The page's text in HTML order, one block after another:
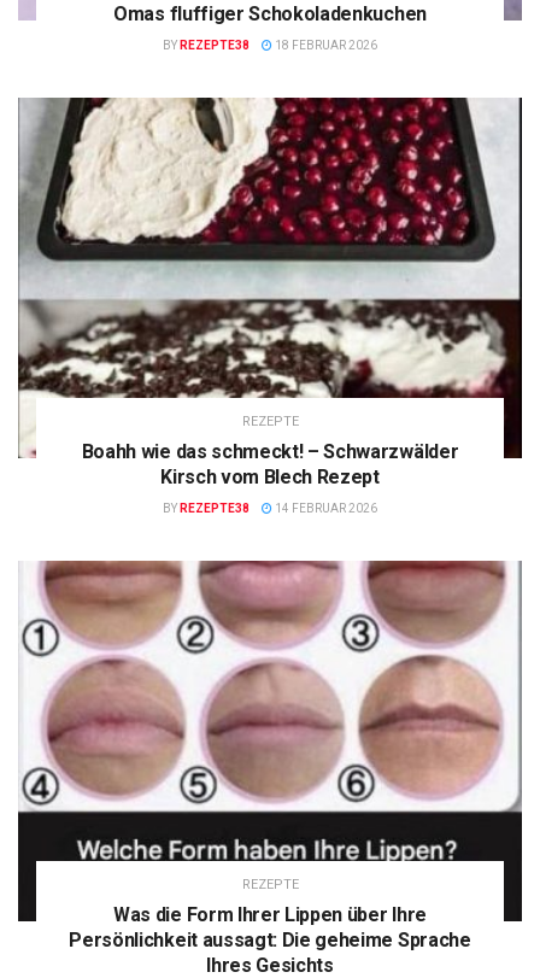
Omas fluffiger Schokoladenkuchen
BY REZEPTE38 18 FEBRUAR 2026
REZEPTE
Boahh wie das schmeckt! – Schwarzwälder
Kirsch vom Blech Rezept
BY REZEPTE38 14 FEBRUAR 2026
REZEPTE
Was die Form Ihrer Lippen über Ihre
Persönlichkeit aussagt: Die geheime Sprache
Ihres Gesichts